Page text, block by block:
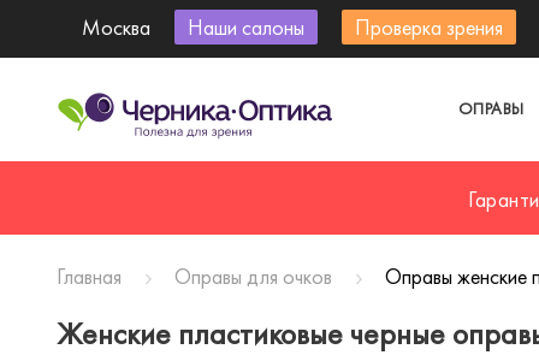
Москва Наши салоны Проверка зрения
ОПРАВЫ
Главная Оправы для очков Оправы женские
Женские пластиковые черные